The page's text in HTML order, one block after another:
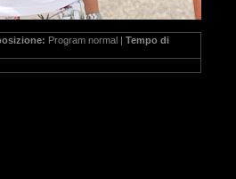
Program normal | Tempo di